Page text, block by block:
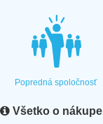
Popredná spoločnosť
Všetko o nákupe